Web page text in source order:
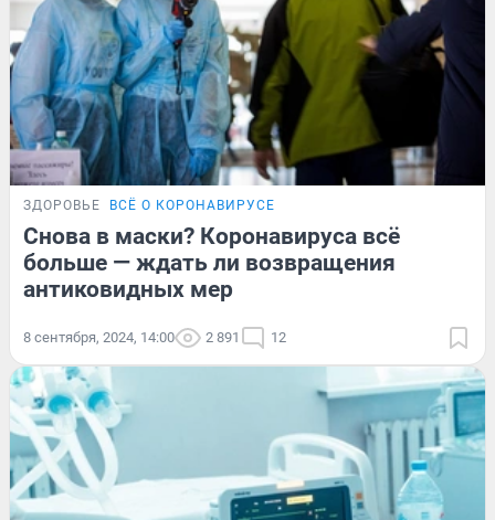
ЗДОРОВЬЕ ВСЁ О КОРОНАВИРУСЕ
Снова в маски? Коронавируса всё
больше — ждать ли возвращения
антиковидных мер
8 сентября, 2024, 14:00 2 891 12